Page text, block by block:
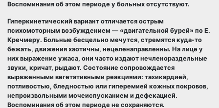
Воспоминания об этом периоде у больных отсутствуют.
Гиперкинетический вариант отличается острым
психомоторным возбуждением — «двигательной бурей» по Е.
Кречмеру. Больные бесцельно мечутся, стремятся куда-то
бежать, движения хаотичны, нецеленаправленны. На лице у
них выражение ужаса, они часто издают нечленораздельные
звуки, кричат, рыдают. Состояние сопровождается
выраженными вегетативными реакциями: тахикардией,
потливостью, бледностью или гиперемией кожных покровов,
непроизвольными мочеиспусканием и дефекацией.
Воспоминания об этом периоде не сохраняются.